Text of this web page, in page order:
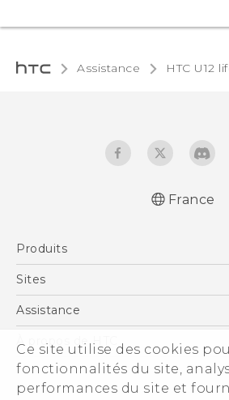
Ce site utilise des cookies
fonctionnalités du site,
performances du site et
Assistance HTC U12
English - User
France
Produits
Smartphones
Vive
Accessoires
Sites
HTC Vive
HTC Pro
Assistance
eCommerce Support
À propos de HTC
ESG
Informations sur la société